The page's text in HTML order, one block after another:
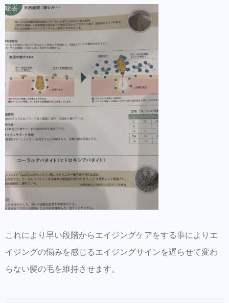
これにより早い段階からエイジングケアをする事によりエ
イジングの悩みを感じるエイジングサインを遅らせて変わ
らない髪の毛を維持させます。